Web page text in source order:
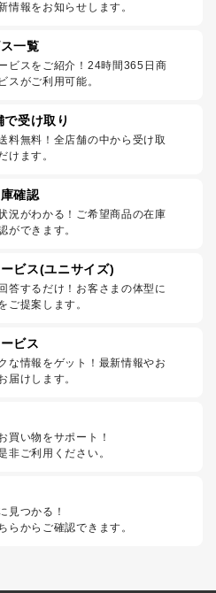
情報をお知らせします。
一覧
ビスをご紹介！24時間365日商
スがご利用可能。
受け取り
料無料！全店舗の中から受け取
けます。
確認
況がわかる！ご希望商品の在庫
ができます。
ビス(ユニサイズ)
答するだけ！お客さまの体型に
ご提案します。
ビス
な情報をゲット！最新情報やお
届けします。
買い物をサポート！
非ご利用ください。
見つかる！
らからご確認できます。